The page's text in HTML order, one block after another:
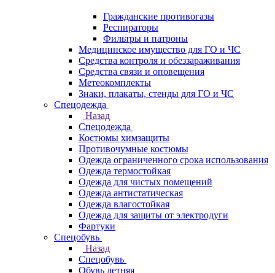
Гражданские противогазы
Респираторы
Фильтры и патроны
Медицинское имущество для ГО и ЧС
Средства контроля и обеззараживания
Средства связи и оповещения
Метеокомплекты
Знаки, плакаты, стенды для ГО и ЧС
Спецодежда
Назад
Спецодежда
Костюмы химзащиты
Противочумные костюмы
Одежда ограниченного срока использования
Одежда термостойкая
Одежда для чистых помещений
Одежда антистатическая
Одежда влагостойкая
Одежда для защиты от электродуги
Фартуки
Спецобувь
Назад
Спецобувь
Обувь летняя